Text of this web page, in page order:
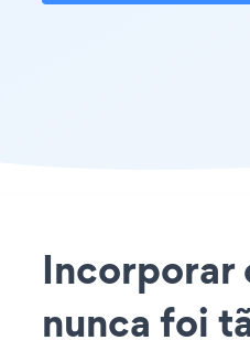
Incorporar
nunca foi